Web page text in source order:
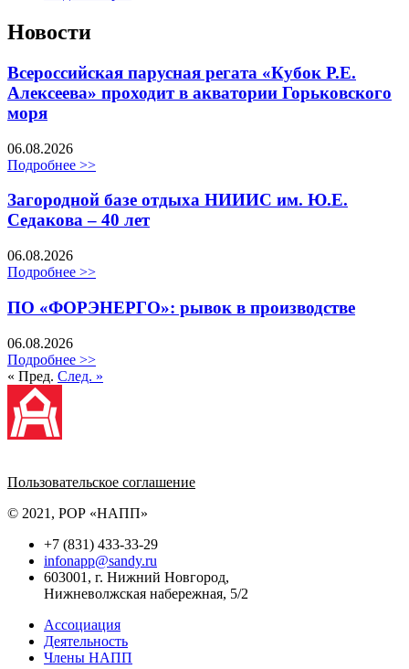
Новости
Всероссийская парусная регата «Кубок Р.Е.
Алексеева» проходит в акватории Горьковского
моря
06.08.2026
Подробнее >>
Загородной базе отдыха НИИИС им. Ю.Е.
Седакова – 40 лет
06.08.2026
Подробнее >>
ПО «ФОРЭНЕРГО»: рывок в производстве
06.08.2026
Подробнее >>
« Пред. След. »
Пользовательское соглашение
© 2021, РОР «НАПП»
+7 (831) 433-33-29
infonapp@sandy.ru
603001, г. Нижний Новгород,
Нижневолжская набережная, 5/2
Ассоциация
Деятельность
Члены НАПП